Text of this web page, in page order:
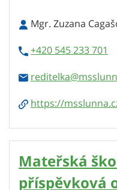
Mgr. Zuzana
+420 545 233 701
reditelka
https://
Mateřská
příspěvková